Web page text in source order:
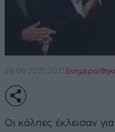
26·09·2021 20:11
Οι κάλπες έκλεισαν για